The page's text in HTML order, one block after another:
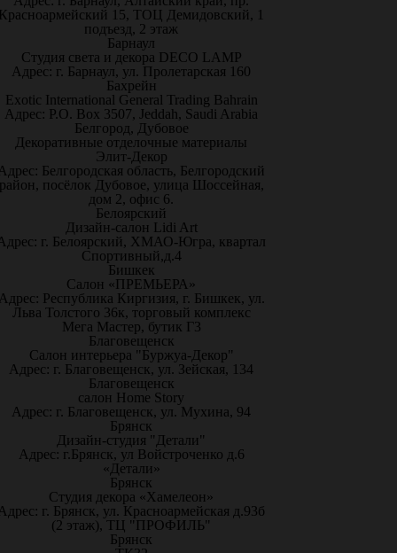
15, ТОЦ Демидовский, 1
подъезд, 2 этаж
Барнаул
Студия света и декора DECO LAMP
Адрес: г. Барнаул, ул. Пролетарская 160
Бахрейн
Exotic International General Trading Bahrain
Адрес: P.O. Box 3507, Jeddah, Saudi Arabia
Белгород, Дубовое
Декоративные отделочные материалы
Элит-Декор
Белгородская область, Белгородский
посёлок Дубовое, улица Шоссейная,
дом 2, офис 6.
Белоярский
Дизайн-салон Lidi Art
г. Белоярский, ХМАО-Югра, квартал
Спортивный,д.4
Бишкек
Салон «ПРЕМЬЕРА»
Республика Киргизия, г. Бишкек, ул.
Льва Толстого 36к, торговый комплекс
Мега Мастер, бутик Г3
Благовещенск
Салон интерьера "Буржуа-Декор"
Адрес: г. Благовещенск, ул. Зейская, 134
Благовещенск
салон Home Story
Адрес: г. Благовещенск, ул. Мухина, 94
Брянск
Дизайн-студия "Детали"
Адрес: г.Брянск, ул Войстроченко д.6
«Детали»
Брянск
Студия декора «Хамелеон»
г. Брянск, ул. Красноармейская д.93б
(2 этаж), ТЦ "ПРОФИЛЬ"
Брянск